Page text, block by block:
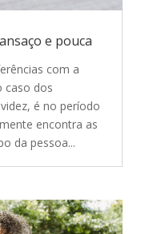
e pouca
com a
caso dos
é no período
encontra as
da pessoa...